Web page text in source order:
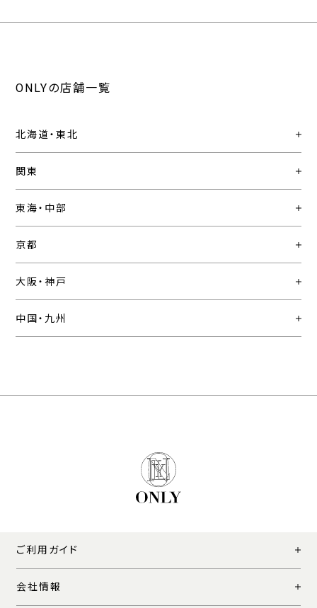
ONLYの店舗一覧
北海道・東北
関東
東海・中部
京都
大阪・神戸
中国・九州
ご利用ガイド
会社情報